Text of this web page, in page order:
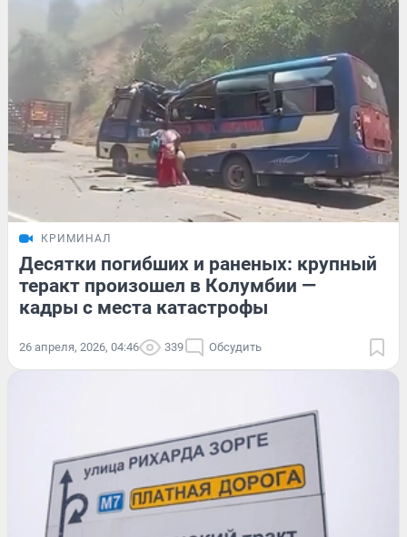
КРИМИНАЛ
Десятки погибших и раненых: крупный
теракт произошел в Колумбии —
кадры с места катастрофы
26 апреля, 2026, 04:46 339 Обсудить